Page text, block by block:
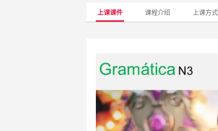
上课课件 课程介绍 上课方式